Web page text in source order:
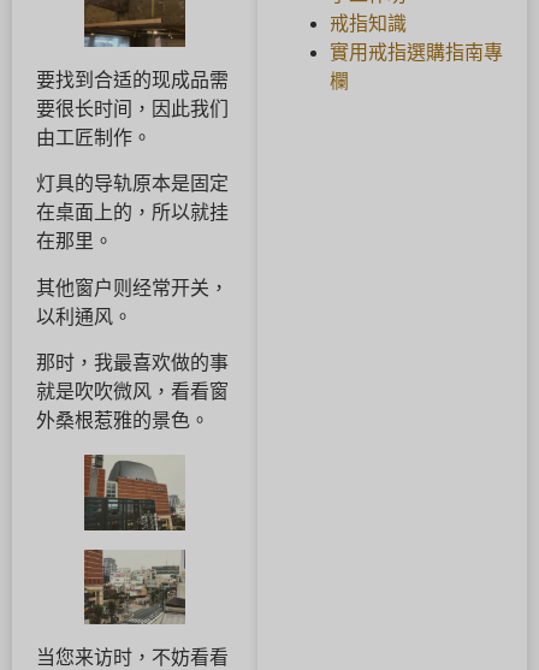
要找到合适的现成品需
要很长时间，因此我们
由工匠制作。
灯具的导轨原本是固定
在桌面上的，所以就挂
在那里。
其他窗户则经常开关，
以利通风。
那时，我最喜欢做的事
就是吹吹微风，看看窗
外桑根惹雅的景色。
当您来访时，不妨看看
戒指知識
實用戒指選購指南專
欄